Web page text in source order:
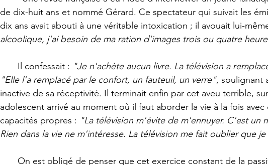
de dix-huit ans et nommé Gérard. Ce spectateur qui suivait les
dix ans avait abouti à une véritable intoxication ; il avouait lui-
alcoolique, j'ai besoin de ma ration d'images trois ou quatre
       Il confessait :
"Je n'achète aucun livre. La télévision a
"Elle l'a remplacé par le confort, un fauteuil, un verre", soulignant
inactive de sa réceptivité. Il terminait enfin par cet aveu terrible,
adolescent arrivé au moment où il faut aborder la vie à la fois avec
capacités propres : "La télévision m'évite de m'ennuyer. C'est un
Rien dans la vie ne m'intéresse. La télévision me fait oublier que